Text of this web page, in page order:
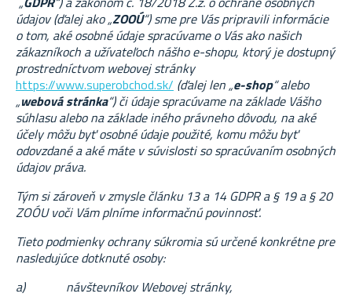
údajov (ďalej ako „ZOOÚ“)sme pre Vás pripravili informácie
o tom, aké osobné údaje spracúvame o Vás ako našich
zákazníkoch a užívateľoch nášho e-shopu, ktorý je dostupný
prostredníctvom webovej stránky
https://www.superobchod.sk/ (ďalej len „e-shop“ alebo
„webová stránka“) či údaje spracúvame na základe Vášho
súhlasu alebo na základe iného právneho dôvodu, na aké
účely môžu byť osobné údaje použité, komu môžu byť
odovzdané a aké máte v súvislosti so spracúvaním osobných
údajov práva.
Tým si zároveň v zmysle článku 13 a 14 GDPR a § 19 a § 20
ZOÓU voči Vám plníme informačnú povinnosť.
Tieto podmienky ochrany súkromia sú určené konkrétne pre
nasledujúce dotknuté osoby:
a)
návštevníkov Webovej stránky,